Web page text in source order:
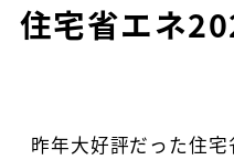
住宅省エネ
昨年大好評だった住